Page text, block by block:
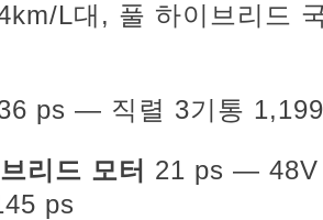
L대, 풀 하이브리드
ps — 직렬 3기통
리드 모터 21 ps — 48V
ps